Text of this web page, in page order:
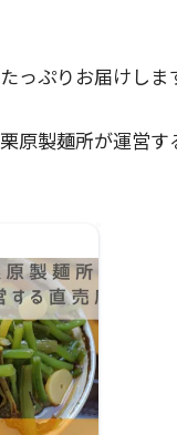
っぷりお届けしま
原製麺所が運営す